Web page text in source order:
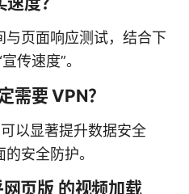
页面响应测试，结合下
传速度”。
需要 VPN？
以显著提升数据安全
安全防护。
页版 的视频加载